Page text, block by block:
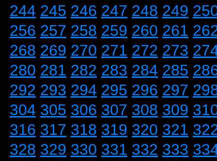
244 245 246 247 248 249
256 257 258 259 260 261
268 269 270 271 272 273
280 281 282 283 284 285
292 293 294 295 296 297
304 305 306 307 308 309
316 317 318 319 320 321
328 329 330 331 332 333